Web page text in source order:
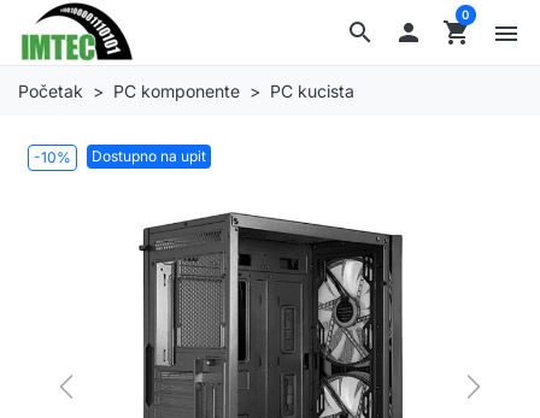
search  shopping_cart
0
menu
Početak PC komponente PC kucista
-10% Dostupno na upit
Previous Next